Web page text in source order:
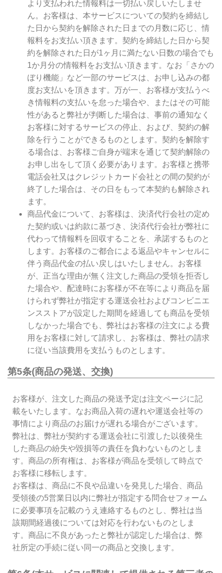
より支払われた情報料は一切払い戻しいたしませ
ん。お客様は、本サービスについての契約を締結し
た日から契約を解除された日までの月数に応じ、情
報料をお支払い頂きます。契約を締結した日から契
約を解除された日が1ヶ月に満たない日数の場合でも
1か月分の情報料をお支払い頂きます。なお「さかの
ぼり機能」など一部のサービスは、お申し込みの都
度お支払いを頂きます。万が一、お客様が支払うべ
き情報料の支払いを怠った場合や、またはその可能
性があると弊社が判断した場合は、事前の通知なく
お客様に対するサービスの停止、および、契約の解
除を行うことができるものとします。契約を解除す
る場合は、お客様ご自身が端末を通じて契約解除の
お申し出をして頂く必要があります。お客様と携帯
電話会社又はクレジットカード会社との間の契約が
終了した場合は、その日をもって本契約も解除され
ます。
商品代金について、お客様は、決済代行会社の定め
た契約或いは約款に基づき、決済代行会社が弊社に
代わって情報料を回収することを、承諾するものと
します。お客様のご都合による返品やキャンセルに
伴う商品代金の払い戻しはいたしません。お客様
が、正当な理由が無く注文した商品の受領を拒否し
た場合や、配達時にお客様が不在等により商品を届
けられず弊社が指定する運送会社およびコンビニエ
ンスストアが設定した期間を経過しても商品を受領
しなかった場合でも、弊社はお客様の注文による費
用をお客様に対して請求し、お客様は、弊社の請求
に従い当該費用を支払うものとします。
第5条(商品の発送、交換)
お客様が、注文した商品の発送予定は注文ページに記
載をいたします。なお商品入荷の遅れや運送会社等の
事情により商品のお届けが遅れる場合がございます。
弊社は、弊社が契約する運送会社に引渡した以後発生
した商品の紛失や毀損等の責任を負わないものとしま
す。商品の所有権は、お客様が商品を受領して時点で
お客様に移転します。
お客様は、商品に不良や品違いを発見した場合、商品
受領後の5営業日以内に弊社が指定する問合せフォーム
に必要事項を記載のうえ連絡するものとし、弊社は当
該期間経過後については対応を行わないものとしま
す。商品に不良があったと弊社が認定した場合は、弊
社所定の手続に従い同一の商品と交換します。